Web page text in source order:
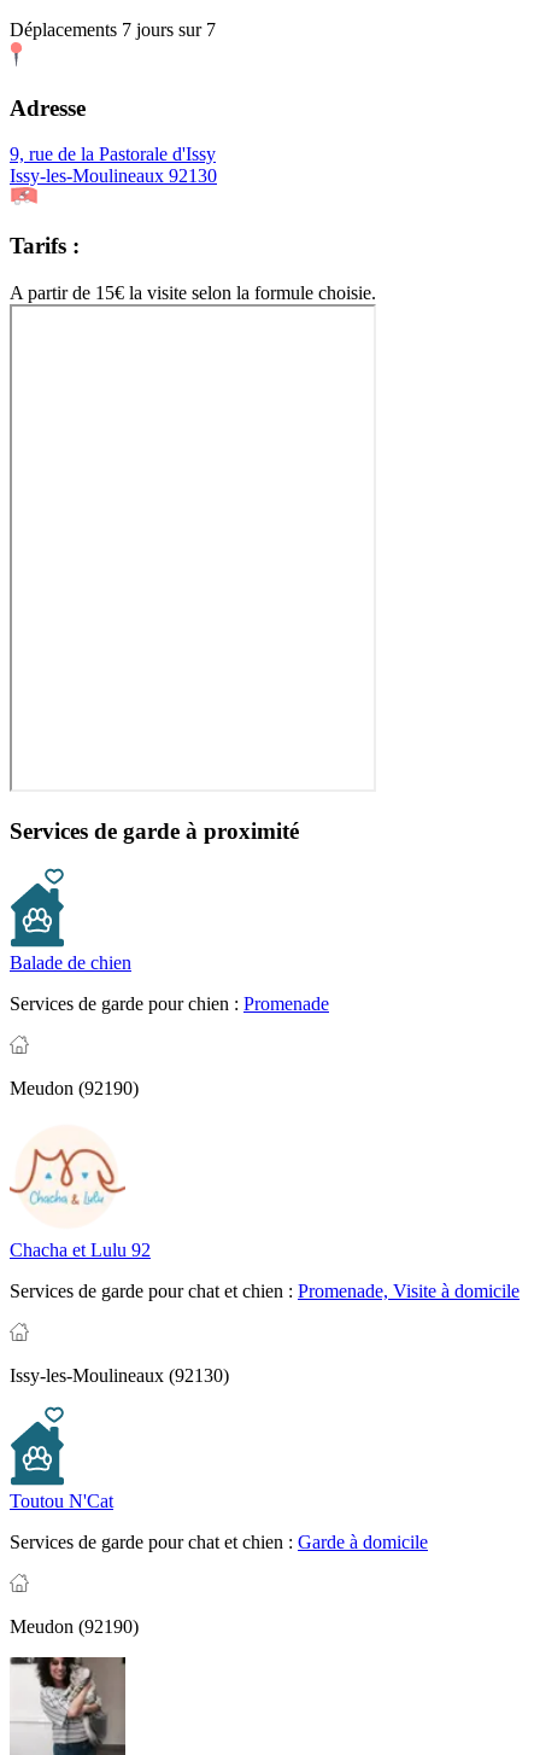
Déplacements 7 jours sur 7
Adresse
9, rue de la Pastorale d'Issy
Issy-les-Moulineaux 92130
Tarifs :
A partir de 15€ la visite selon la formule choisie.
Services de garde à proximité
Balade de chien
Services de garde pour chien : Promenade
Meudon (92190)
Chacha et Lulu 92
Services de garde pour chat et chien : Promenade, Visite à domicile
Issy-les-Moulineaux (92130)
Toutou N'Cat
Services de garde pour chat et chien : Garde à domicile
Meudon (92190)